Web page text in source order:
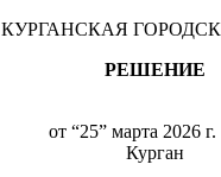
КУРГАНСКАЯ
РЕШЕНИЕ
от “25” марта 2026
Курган